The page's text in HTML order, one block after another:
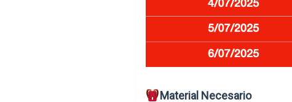
Material Necesario